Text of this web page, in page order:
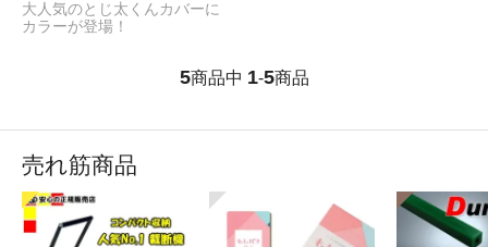
大人気のとじ太くんカバーに
カラーが登場！
5商品中 1-5商品
売れ筋商品